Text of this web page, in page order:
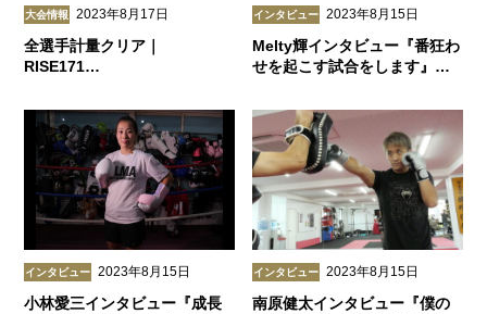
大会情報 2023年8月17日
全選手計量クリア｜
RISE171…
インタビュー 2023年8月15日
Melty輝インタビュー『番狂わ
せを起こす試合をします』…
インタビュー 2023年8月15日
小林愛三インタビュー『成長
インタビュー 2023年8月15日
南原健太インタビュー『僕の